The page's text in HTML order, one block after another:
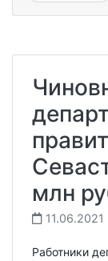
млн
11.06.2021
Работники